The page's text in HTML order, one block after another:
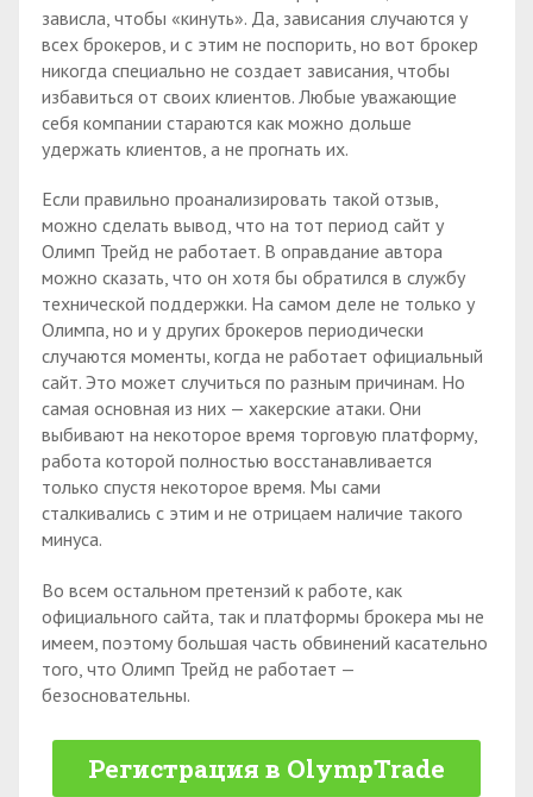
зависла, чтобы «кинуть». Да, зависания случаются у
всех брокеров, и с этим не поспорить, но вот брокер
никогда специально не создает зависания, чтобы
избавиться от своих клиентов. Любые уважающие
себя компании стараются как можно дольше
удержать клиентов, а не прогнать их.
Если правильно проанализировать такой отзыв,
можно сделать вывод, что на тот период сайт у
Олимп Трейд не работает. В оправдание автора
можно сказать, что он хотя бы обратился в службу
технической поддержки. На самом деле не только у
Олимпа, но и у других брокеров периодически
случаются моменты, когда не работает официальный
сайт. Это может случиться по разным причинам. Но
самая основная из них — хакерские атаки. Они
выбивают на некоторое время торговую платформу,
работа которой полностью восстанавливается
только спустя некоторое время. Мы сами
сталкивались с этим и не отрицаем наличие такого
минуса.
Во всем остальном претензий к работе, как
официального сайта, так и платформы брокера мы не
имеем, поэтому большая часть обвинений касательно
того, что Олимп Трейд не работает —
безосновательны.
Регистрация в OlympTrade